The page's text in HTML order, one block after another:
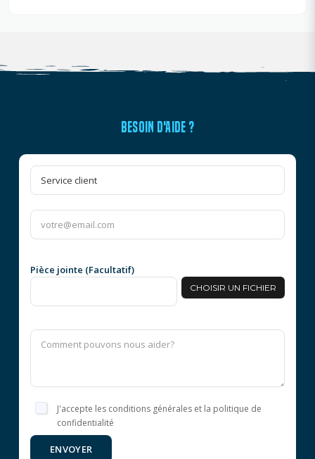
BESOIN D'AIDE ?
Pièce jointe (Facultatif)
CHOISIR UN FICHIER
J'accepte les conditions générales et la politique de
confidentialité
ENVOYER